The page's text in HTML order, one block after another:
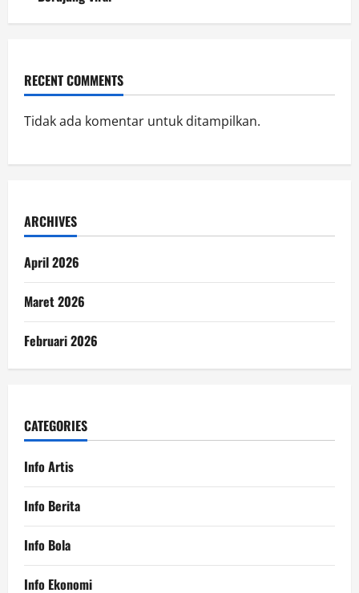
RECENT COMMENTS
Tidak ada komentar untuk ditampilkan.
ARCHIVES
April 2026
Maret 2026
Februari 2026
CATEGORIES
Info Artis
Info Berita
Info Bola
Info Ekonomi